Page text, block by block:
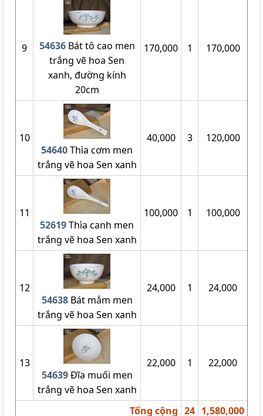
9 54636Bát tô cao men
trắng vẽ hoa Sen
xanh, đường kính
20cm
170,000 1 170,000
10
54640Thìa cơm men
trắng vẽ hoa Sen xanh
40,000 3 120,000
11
52619Thìa canh men
trắng vẽ hoa Sen xanh
100,000 1 100,000
12
54638Bát mắm men
trắng vẽ hoa Sen xanh
24,000 1 24,000
13
54639Đĩa muối men
trắng vẽ hoa Sen xanh
22,000 1 22,000
Tổng cộng 24 1,580,000